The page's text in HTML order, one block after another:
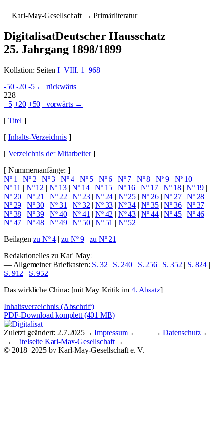
Karl-May-Gesellschaft → Primärliteratur
DigitalisatDeutscher Hausschatz
25. Jahrgang 1898/1899
Kollation: Seiten I–VIII, 1–968
-50 -20 -5 ← rückwärts
228
+5 +20 +50
vorwärts →
[ Titel ]
[ Inhalts-Verzeichnis ]
[ Verzeichnis der Mitarbeiter]
[ Nummernanfänge: ]
Nº 1 | Nº 2 | Nº 3 | Nº 4 | Nº 5 | Nº 6 | Nº 7 | Nº 8 | Nº 9 | Nº 10 |
Nº 11 | Nº 12 | Nº 13 | Nº 14 | Nº 15 | Nº 16 | Nº 17 | Nº 18 | Nº 19 |
Nº 20 | Nº 21 | Nº 22 | Nº 23 | Nº 24 | Nº 25 | Nº 26 | Nº 27 | Nº 28 |
Nº 29 | Nº 30 | Nº 31 | Nº 32 | Nº 33 | Nº 34 | Nº 35 | Nº 36 | Nº 37 |
Nº 38 | Nº 39 | Nº 40 | Nº 41 | Nº 42 | Nº 43 | Nº 44 | Nº 45 | Nº 46 |
Nº 47 | Nº 48 | Nº 49 | Nº 50 | Nº 51 | Nº 52
Beilagen zu Nº 4 | zu Nº 9 | zu Nº 21
Redaktionelles zu Karl May:
— Allgemeiner Briefkasten: S. 32 | S. 240 | S. 256 | S. 352 | S. 824 |
S. 912 | S. 952
Das wirkliche China: [mit May-Kritik im 4. Absatz]
Inhaltsverzeichnis (Abschrift)
PDF-Download komplett (401 MB)
Zuletzt geändert: 2.7.2025→ Impressum ← → Datenschutz ←
→ Titelseite Karl-May-Gesellschaft ←
© 2018–2025 by Karl-May-Gesellschaft e. V.